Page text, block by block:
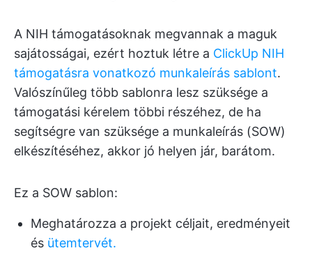
A NIH támogatásoknak megvannak a maguk
sajátosságai, ezért hoztuk létre a ClickUp NIH
támogatásra vonatkozó munkaleírás sablont.
Valószínűleg több sablonra lesz szüksége a
támogatási kérelem többi részéhez, de ha
segítségre van szüksége a munkaleírás (SOW)
elkészítéséhez, akkor jó helyen jár, barátom.
Ez a SOW sablon:
Meghatározza a projekt céljait, eredményeit
és ütemtervét.